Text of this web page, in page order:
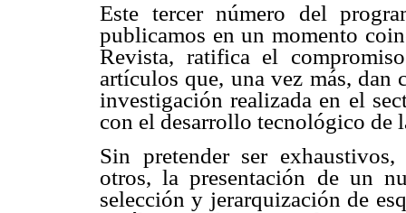
Este tercer número del
publicamos en un momento
Revista, ratifica el
artículos que, una vez más, dan
investigación realizada en el
con el desarrollo tecnológico de
Sin pretender ser
otros, la presentación de un
selección y jerarquización de